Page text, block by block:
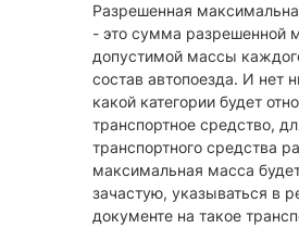
Разрешенная
- это сумма разрешенной
допустимой массы
состав автопоезда. И нет
какой категории будет
транспортное средство,
транспортного средства
максимальная масса
зачастую, указываться в
документе на такое